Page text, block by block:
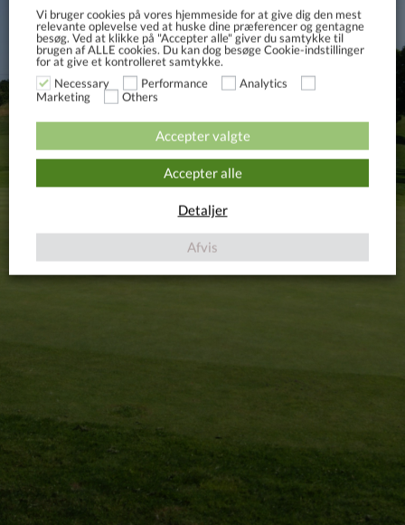
Vi bruger cookies på vores hjemmeside for at give dig den mest
relevante oplevelse ved at huske dine præferencer og gentagne
besøg. Ved at klikke på "Accepter alle" giver du samtykke til
brugen af ​​ALLE cookies. Du kan dog besøge Cookie-indstillinger
for at give et kontrolleret samtykke.
Necessary
Performance
Analytics
Marketing
Others
Accepter alle
Accepter valgte
Afvis
Detaljer